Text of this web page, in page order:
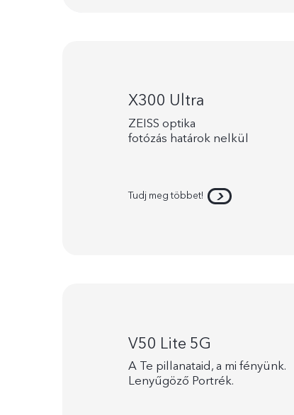
X300 Ultra
ZEISS optika
fotózás határok nelkül
Tudj meg többet!
V50 Lite 5G
A Te pillanataid, a mi fényünk.
Lenyűgöző Portrék.